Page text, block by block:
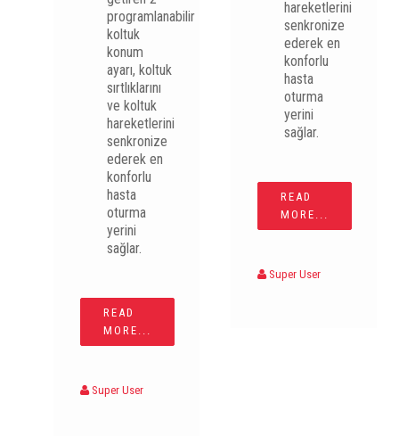
programlanabilir
koltuk
konum
ayarı, koltuk
sırtlıklarını
ve koltuk
hareketlerini
senkronize
ederek en
konforlu
hasta
oturma
yerini
sağlar.
READ
MORE...
Super User
hareketlerini
senkronize
ederek en
konforlu
hasta
oturma
yerini
sağlar.
READ
MORE...
Super User